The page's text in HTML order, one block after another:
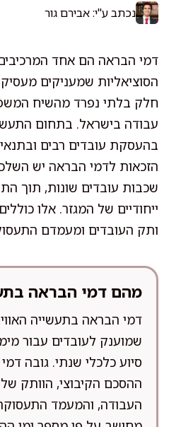
נכתב ע"י: אבירם גור
דמי הבראה הם אחד
הסוציאליות שמעניקים
חלק בלתי נפרד מהשיח
עבודה בישראל. בתחום
בהעסקת עובדים רבים
הזכאות לדמי הבראה יש
שכבות עובדים שונות, תוך
ייחודיים של המגזר. אלו
ותק העובדים ומעמדם
מהם דמי הבראה
דמי הבראה בתעשייה
שמוענק לעובדים עבור
סיוע כלכלי שנתי. גובה
ההסכם הקיבוצי, הוותק
העבודה, והמעמד